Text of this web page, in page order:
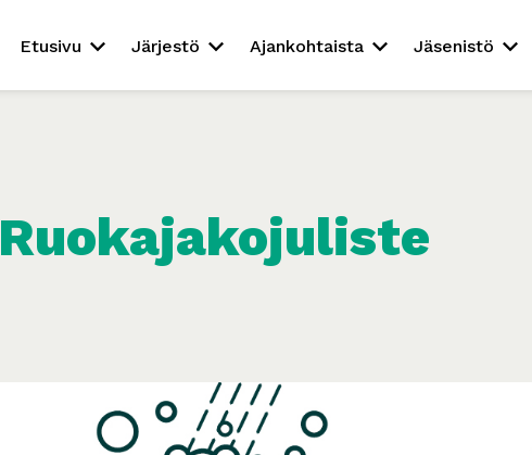
Etusivu Järjestö Ajankohtaista Jäsenistö
Ruokajakojuliste